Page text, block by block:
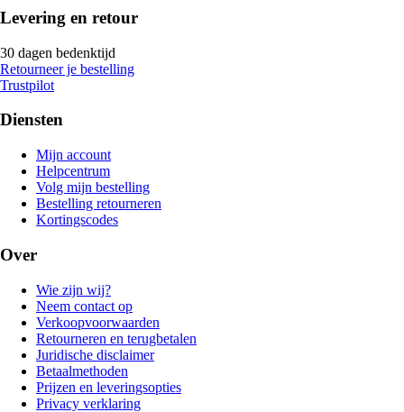
Levering en retour
30 dagen bedenktijd
Retourneer je bestelling
Trustpilot
Diensten
Mijn account
Helpcentrum
Volg mijn bestelling
Bestelling retourneren
Kortingscodes
Over
Wie zijn wij?
Neem contact op
Verkoopvoorwaarden
Retourneren en terugbetalen
Juridische disclaimer
Betaalmethoden
Prijzen en leveringsopties
Privacy verklaring